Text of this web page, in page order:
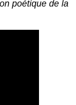
poétique de la